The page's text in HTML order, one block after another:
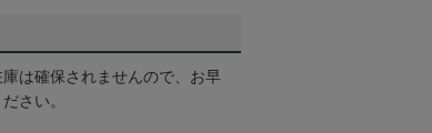
は確保されませんので、お早
さい。